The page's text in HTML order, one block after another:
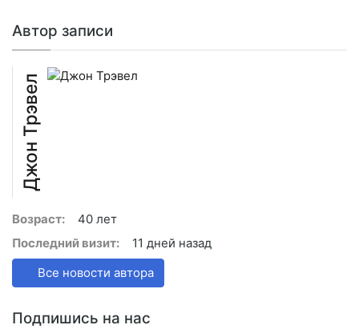
Автор записи
Джон Трэвел
Возраст:
40 лет
Последний визит:
11 дней назад
Все новости автора
Подпишись на нас